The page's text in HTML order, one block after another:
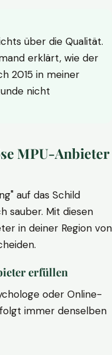
über die Qualität.
erklärt, wie der
2015 in meiner
nicht
MPU-Anbieter
auf das Schild
sauber. Mit diesen
in deiner Region von
erfüllen
oder Online-
immer denselben